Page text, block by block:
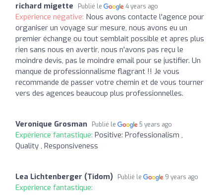
richard migette Publié le 4 years ago
Expérience négative: Nous avons contacte l'agence pour
organiser un voyage sur mesure, nous avons eu un
premier échange ou tout semblait possible et apres plus
rien sans nous en avertir, nous n'avons pas reçu le
moindre devis, pas le moindre email pour se justifier. Un
manque de professionnalisme flagrant !! Je vous
recommande de passer votre chemin et de vous tourner
vers des agences beaucoup plus professionnelles.
Veronique Grosman Publié le 5 years ago
Expérience fantastique: Positive: Professionalism ,
Quality , Responsiveness
Lea Lichtenberger (Tidom) Publié le 9 years ago
Expérience fantastique: